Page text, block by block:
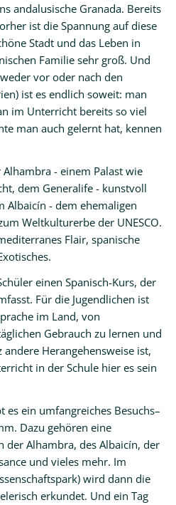
andalusische Granada. Bereits
ist die Spannung auf diese
Stadt und das Leben in
Familie sehr groß. Und
vor oder nach den
ist es endlich soweit: man
im Unterricht bereits so viel
man auch gelernt hat, kennen
- einem Palast wie
dem Generalife - kunstvoll
Albaicín - dem ehemaligen
Weltkulturerbe der UNESCO.
Flair, spanische
einen Spanisch-Kurs, der
Für die Jugendlichen ist
im Land, von
Gebrauch zu lernen und
Herangehensweise ist,
in der Schule hier es sein
es ein umfangreiches Besuchs–
Dazu gehören eine
der Alhambra, des Albaicín, der
und vieles mehr. Im
wird dann die
erkundet. Und ein Tag